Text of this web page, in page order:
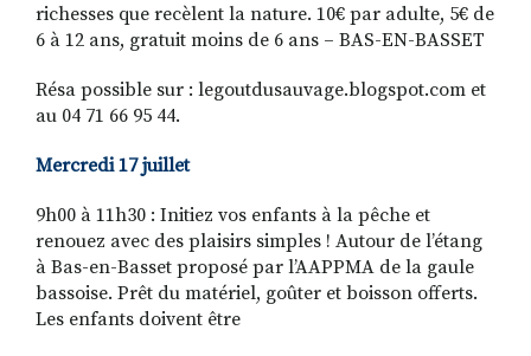
richesses que recèlent la nature. 10€ par adulte, 5€ de
6 à 12 ans, gratuit moins de 6 ans – BAS-EN-BASSET
Résa possible sur : legoutdusauvage.blogspot.com et
au 04 71 66 95 44.
Mercredi 17 juillet
9h00 à 11h30 : Initiez vos enfants à la pêche et
renouez avec des plaisirs simples ! Autour de l’étang
à Bas-en-Basset proposé par l’AAPPMA de la gaule
bassoise. Prêt du matériel, goûter et boisson offerts.
Les enfants doivent être